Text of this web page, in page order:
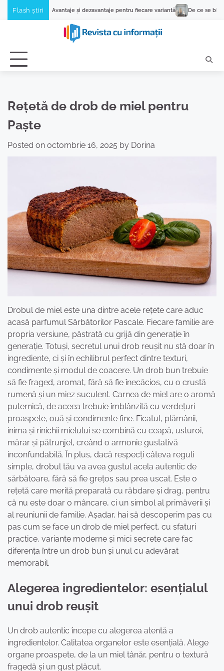
Flash știri
și dezavantaje pentru fiecare variantă De ce se blochează programul
Rețetă de drob de miel pentru
Paște
Posted on octombrie 16, 2025 by Dorina
Drobul de miel este una dintre acele rețete care aduc
acasă parfumul Sărbătorilor Pascale. Fiecare familie are
propria versiune, păstrată cu grijă din generație în
generație. Totuși, secretul unui drob reușit nu stă doar în
ingrediente, ci și în echilibrul perfect dintre texturi,
condimente și modul de coacere. Un drob bun trebuie
să fie fraged, aromat, fără să fie înecăcios, cu o crustă
rumenă și un miez suculent. Carnea de miel are o aromă
puternică, de aceea trebuie îmblânzită cu verdețuri
proaspete, ouă și condimente fine. Ficatul, plămânii,
inima și rinichii mielului se combină cu ceapă, usturoi,
mărar și pătrunjel, creând o armonie gustativă
inconfundabilă. În plus, dacă respecți câteva reguli
simple, drobul tău va avea gustul acela autentic de
sărbătoare, fără să fie grețos sau prea uscat. Este o
rețetă care merită preparată cu răbdare și drag, pentru
că nu este doar o mâncare, ci un simbol al primăverii și
al reuniunii de familie. Așadar, hai să descoperim pas cu
pas cum se face un drob de miel perfect, cu sfaturi
practice, variante moderne și mici secrete care fac
diferența între un drob bun și unul cu adevărat
memorabil.
Alegerea ingredientelor: esențialul
unui drob reușit
Un drob autentic începe cu alegerea atentă a
ingredientelor. Calitatea organelor este esențială. Alege
organe proaspete, de la un miel tânăr, pentru o textură
fragedă și un gust plăcut.